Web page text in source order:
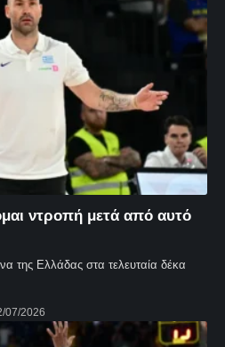
ντροπή μετά από αυτό
της Ελλάδας στα τελευταία δέκα
07/2026